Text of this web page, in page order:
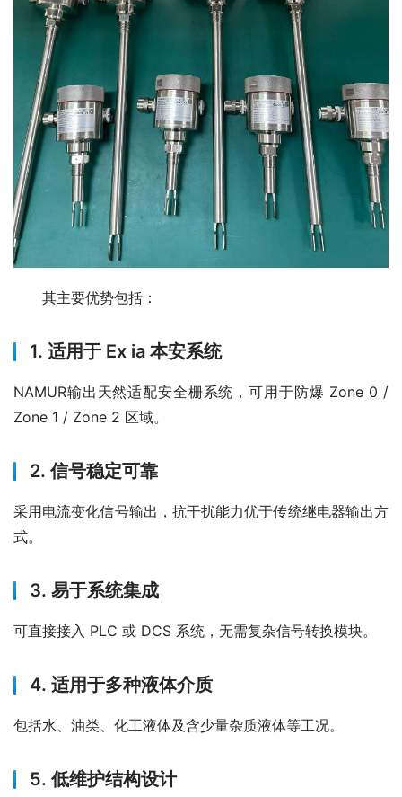
其主要优势包括：
1. 适用于 Ex ia 本安系统
NAMUR输出天然适配安全栅系统，可用于防爆 Zone 0 /
Zone 1 / Zone 2 区域。
2. 信号稳定可靠
采用电流变化信号输出，抗干扰能力优于传统继电器输出方
式。
3. 易于系统集成
可直接接入 PLC 或 DCS 系统，无需复杂信号转换模块。
4. 适用于多种液体介质
包括水、油类、化工液体及含少量杂质液体等工况。
5. 低维护结构设计